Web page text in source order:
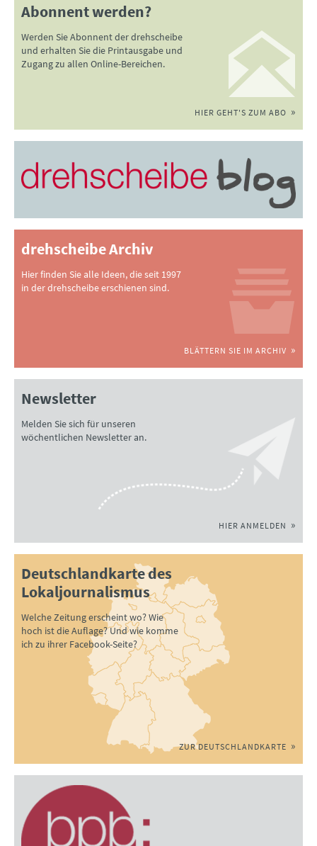
Abonnent werden?
Werden Sie Abonnent der drehscheibe
und erhalten Sie die Printausgabe und
Zugang zu allen Online-Bereichen.
HIER GEHT'S ZUM ABO
drehscheibe Archiv
Hier finden Sie alle Ideen, die seit 1997
in der drehscheibe erschienen sind.
BLÄTTERN SIE IM ARCHIV
Newsletter
Melden Sie sich für unseren
wöchentlichen Newsletter an.
HIER ANMELDEN
Deutschlandkarte des
Lokaljournalismus
Welche Zeitung erscheint wo? Wie
hoch ist die Auflage? Und wie komme
ich zu ihrer Facebook-Seite?
ZUR DEUTSCHLANDKARTE